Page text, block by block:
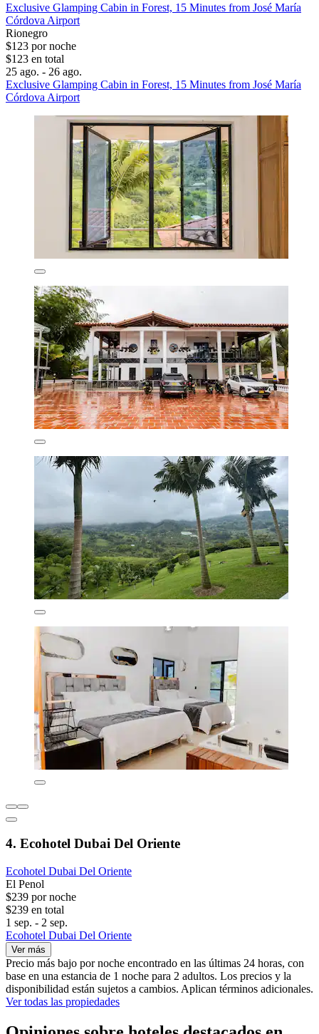
Exclusive Glamping Cabin in Forest, 15 Minutes from José María
Córdova Airport
Rionegro
$123 por noche
$123 en total
25 ago. - 26 ago.
Exclusive Glamping Cabin in Forest, 15 Minutes from José María
Córdova Airport
4. Ecohotel Dubai Del Oriente
Ecohotel Dubai Del Oriente
El Penol
$239 por noche
$239 en total
1 sep. - 2 sep.
Ecohotel Dubai Del Oriente
Ver más
Precio más bajo por noche encontrado en las últimas 24 horas, con
base en una estancia de 1 noche para 2 adultos. Los precios y la
disponibilidad están sujetos a cambios. Aplican términos adicionales.
Ver todas las propiedades